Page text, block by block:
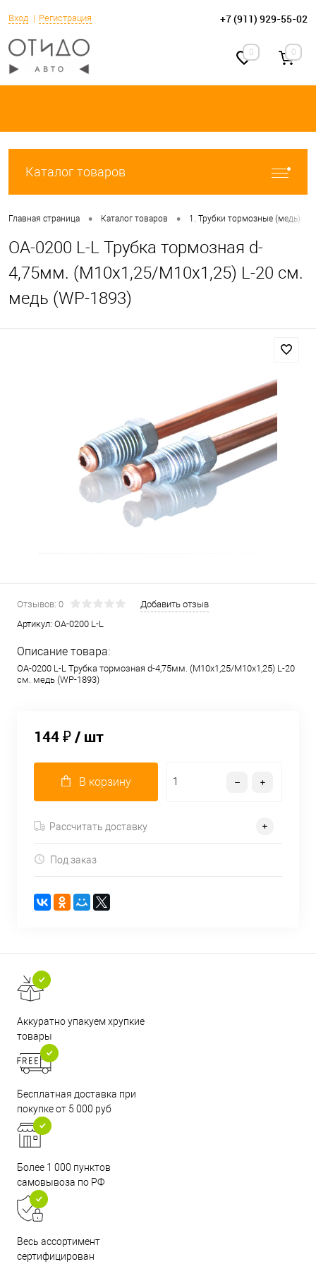
Вход Регистрация +7 (911) 929-55-02
0 0
Каталог товаров
Главная страница • Каталог товаров • 1. Трубки тормозные (медь)
OA-0200 L-L Трубка тормозная d-
4,75мм. (М10х1,25/М10х1,25) L-20 см.
медь (WP-1893)
Отзывов: 0
Добавить отзыв
Артикул: OA-0200 L-L
Описание товара:
OA-0200 L-L Трубка тормозная d-4,75мм. (М10х1,25/М10х1,25) L-20
см. медь (WP-1893)
144 ₽/ шт
В корзину
Рассчитать доставку
Под заказ
Аккуратно упакуем хрупкие
товары
Бесплатная доставка при
покупке от 5 000 руб
Более 1 000 пунктов
самовывоза по РФ
Весь ассортимент
сертифицирован